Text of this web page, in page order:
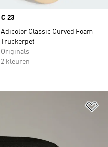
Price
€ 23
Adicolor Classic Curved Foam
Truckerpet
Originals
2 kleuren